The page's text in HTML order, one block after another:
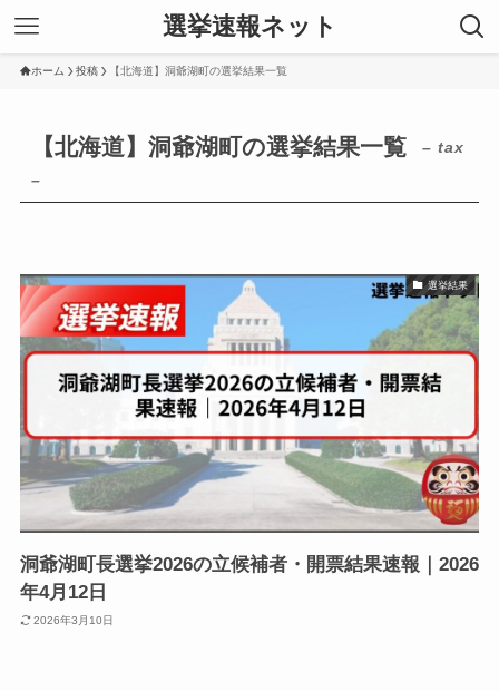
選挙速報ネット
ホーム 投稿 【北海道】洞爺湖町の選挙結果一覧
【北海道】洞爺湖町の選挙結果一覧
– tax
–
選挙結果
洞爺湖町長選挙2026の立候補者・開票結果速報｜2026
年4月12日
2026年3月10日